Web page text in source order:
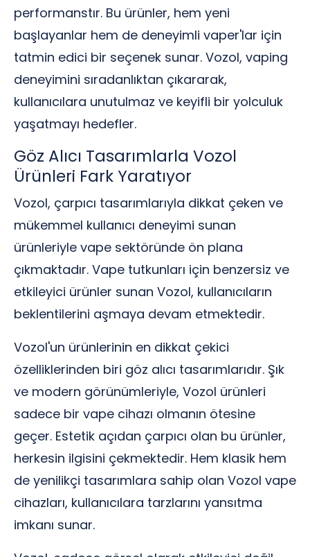
performanstır. Bu ürünler, hem yeni
başlayanlar hem de deneyimli vaper'lar için
tatmin edici bir seçenek sunar. Vozol, vaping
deneyimini sıradanlıktan çıkararak,
kullanıcılara unutulmaz ve keyifli bir yolculuk
yaşatmayı hedefler.
Göz Alıcı Tasarımlarla Vozol
Ürünleri Fark Yaratıyor
Vozol, çarpıcı tasarımlarıyla dikkat çeken ve
mükemmel kullanıcı deneyimi sunan
ürünleriyle vape sektöründe ön plana
çıkmaktadır. Vape tutkunları için benzersiz ve
etkileyici ürünler sunan Vozol, kullanıcıların
beklentilerini aşmaya devam etmektedir.
Vozol'un ürünlerinin en dikkat çekici
özelliklerinden biri göz alıcı tasarımlarıdır. Şık
ve modern görünümleriyle, Vozol ürünleri
sadece bir vape cihazı olmanın ötesine
geçer. Estetik açıdan çarpıcı olan bu ürünler,
herkesin ilgisini çekmektedir. Hem klasik hem
de yenilikçi tasarımlara sahip olan Vozol vape
cihazları, kullanıcılara tarzlarını yansıtma
imkanı sunar.